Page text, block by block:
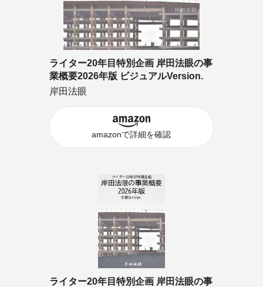
ライター20年目特別企画 岸田法眼の事
業概要2026年版 ビジュアルVersion.
岸田法眼
amazonで詳細を確認
ライター20年目特別企画 岸田法眼の事